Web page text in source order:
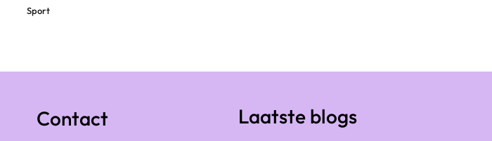
Sport
Contact Laatste blogs